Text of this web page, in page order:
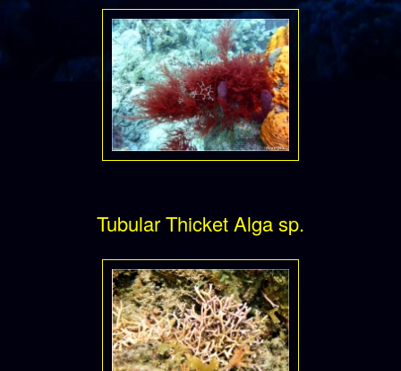
Tubular Thicket Alga sp.